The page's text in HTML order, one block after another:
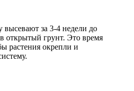
высевают за 3-4 недели до
открытый грунт. Это время
растения окрепли и